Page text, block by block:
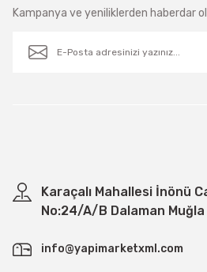
Kampanya ve yeniliklerden haberdar
Karaçalı Mahallesi İnönü
No:24/A/B Dalaman Muğla
info@yapimarketxml.com